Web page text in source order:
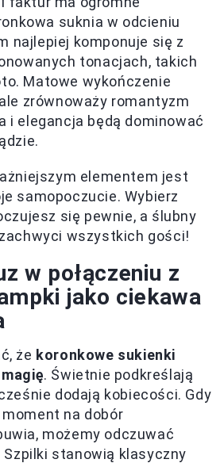
suknia w odcieniu
najlepiej komponuje się z
tonacjach, takich
Matowe wykończenie
zrównoważy romantyzm
i elegancja będą dominować
elementem jest
samopoczucie. Wybierz
się pewnie, a ślubny
wszystkich gości!
w połączeniu z
jako ciekawa
że koronkowe sukienki
. Świetnie podkreślają
dodają kobiecości. Gdy
na dobór
możemy odczuwać
Szpilki stanowią klasyczny